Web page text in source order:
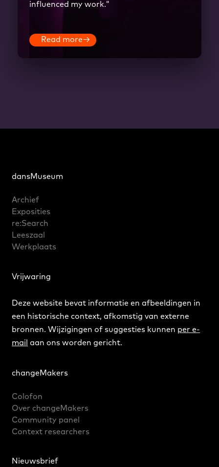
influenced my work."
Read more→
dansMuseum
Archief
Exposities
re:Search
Leeszaal
Werkplaats
Vrijwaring
Deze website bevat informatie en afbeeldingen in
een historische context, afkomstig van externe
bronnen. Wijzigingen of suggesties kunnen per e-
mail aan ons worden gericht.
changeMakers
Colofon
Over changeMakers
Community panel
Context researchers
Nieuwsbrief